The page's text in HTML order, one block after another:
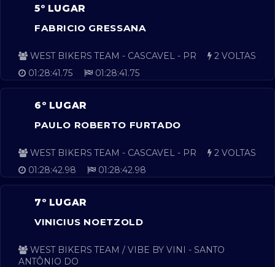
5º LUGAR
FABRICIO GRESSANA
WEST BIKERS TEAM - CASCAVEL - PR
2 VOLTAS
01:28:41.75
01:28:41.75
6º LUGAR
PAULO ROBERTO FURTADO
WEST BIKERS TEAM - CASCAVEL - PR
2 VOLTAS
01:28:42.98
01:28:42.98
7º LUGAR
VINICIUS NOETZOLD
WEST BIKERS TEAM / VIBE BY VINI - SANTO
ANTÔNIO DO